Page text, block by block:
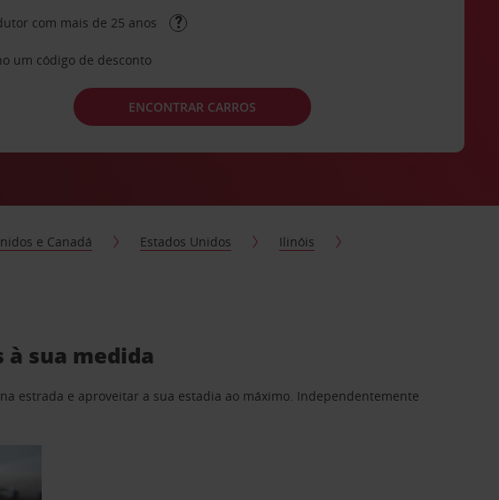
com mais de 25 anos
um código de desconto
ENCONTRAR CARROS
e Canadá Estados Unidos
Ilinóis
sua medida
estrada e aproveitar a sua estadia ao máximo. Independentemente